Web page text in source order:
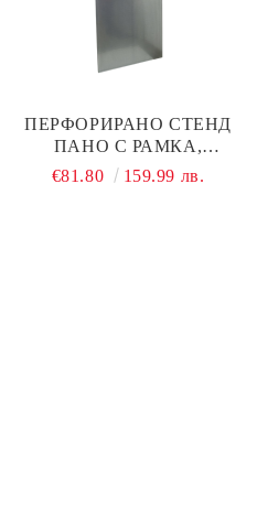
ПЕРФОРИРАНО СТЕНД
ПАНО С РАМКА,
ГРАФИТЕНО, 1000×2000
€81.80 159.99 лв.